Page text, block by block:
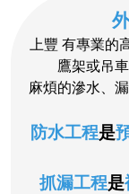
上豐 有專業的
鷹架或吊
麻煩的滲水、
防水工程是
抓漏工程是